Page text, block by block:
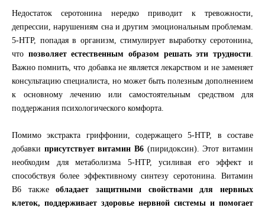
Недостаток серотонина нередко приводит к тревожности,
депрессии, нарушениям сна и другим эмоциональным проблемам.
5-HTP, попадая в организм, стимулирует выработку серотонина,
что позволяет естественным образом решать эти трудности
Важно помнить, что добавка не является лекарством и не заменяет
консультацию специалиста, но может быть полезным дополнением
к основному лечению или самостоятельным средством для
поддержания психологического комфорта.
Помимо экстракта гриффонии, содержащего 5-HTP, в составе
добавки присутствует витамин B6 (пиридоксин). Этот витамин
необходим для метаболизма 5-HTP, усиливая его эффект и
способствуя более эффективному синтезу серотонина. Витамин
B6 такжеобладает защитными свойствами для нервных
клеток, поддерживает здоровье нервной системы и помогает